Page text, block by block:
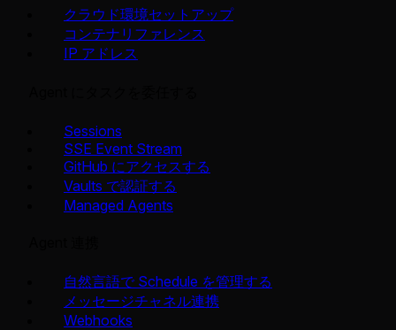
クラウド環境セットアップ
コンテナリファレンス
IP アドレス
Sessions
SSE Event Stream
GitHub にアクセスする
Vaults で認証する
Managed Agents
自然言語で Schedule を管理する
メッセージチャネル連携
Webhooks